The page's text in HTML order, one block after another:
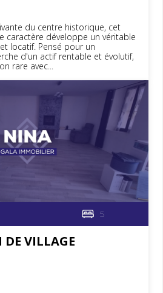
du centre historique, cet
caractère développe un véritable
locatif. Pensé pour un
d'un actif rentable et évolutif,
rare avec...
5
VILLAGE